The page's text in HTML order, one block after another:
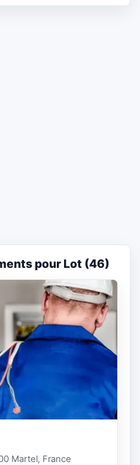
pour Lot (46)
Martel, France